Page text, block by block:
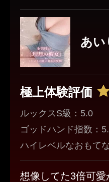
あい
極上体験評価
ルックスS級：5.0
ゴッドハンド指数：
ハイレベルなおもて
想像してた3倍可